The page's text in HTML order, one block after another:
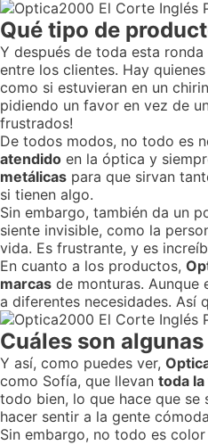
Qué tipo de
Y después de toda esta
entre los clientes. Hay
como si estuvieran en un
pidiendo un favor en vez de
frustrados!
De todos modos, no todo es
atendido en la óptica y
metálicas para que sirvan
si tienen algo.
Sin embargo, también da un
siente invisible, como la
vida. Es frustrante, y es
En cuanto a los productos,
marcas de monturas. Aunque
a diferentes necesidades. Así
Cuáles son
Y así, como puedes ver,
como Sofía, que llevan toda la
todo bien, lo que hace que se
hacer sentir a la gente
Sin embargo, no todo es